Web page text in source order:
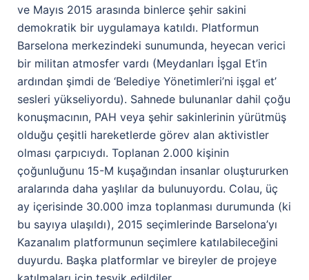
ve Mayıs 2015 arasında binlerce şehir sakini
demokratik bir uygulamaya katıldı. Platformun
Barselona merkezindeki sunumunda, heyecan verici
bir militan atmosfer vardı (Meydanları İşgal Et’in
ardından şimdi de ‘Belediye Yönetimleri’ni işgal et’
sesleri yükseliyordu). Sahnede bulunanlar dahil çoğu
konuşmacının, PAH veya şehir sakinlerinin yürütmüş
olduğu çeşitli hareketlerde görev alan aktivistler
olması çarpıcıydı. Toplanan 2.000 kişinin
çoğunluğunu 15-M kuşağından insanlar oluştururken
aralarında daha yaşlılar da bulunuyordu. Colau, üç
ay içerisinde 30.000 imza toplanması durumunda (ki
bu sayıya ulaşıldı), 2015 seçimlerinde Barselona’yı
Kazanalım platformunun seçimlere katılabileceğini
duyurdu. Başka platformlar ve bireyler de projeye